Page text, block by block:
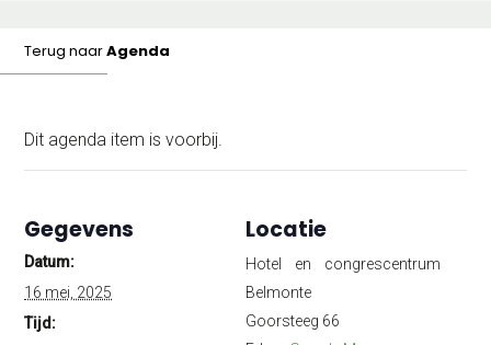
Terug naarAgenda
Dit agenda item is voorbij.
Gegevens
Datum:
16 mei, 2025
Tijd:
Locatie
Hotel en congrescentrum
Belmonte
Goorsteeg 66